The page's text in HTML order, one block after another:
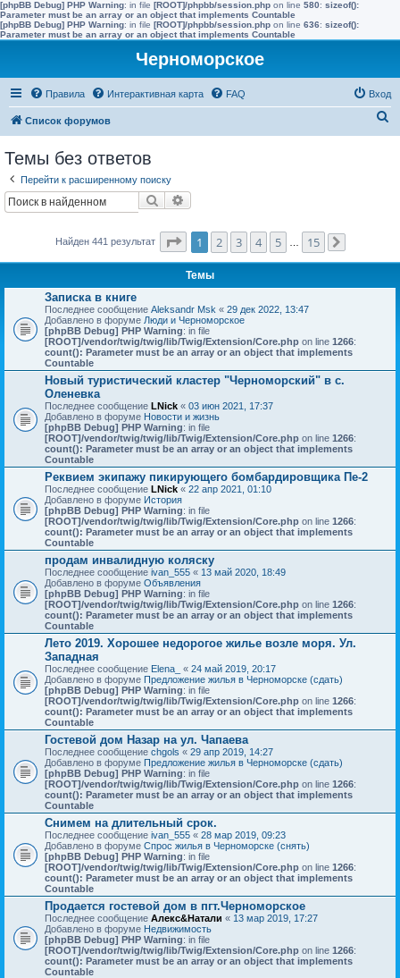
[phpBB Debug] PHP Warning: in file [ROOT]/phpbb/session.php on line 580: sizeof():
Parameter must be an array or an object that implements Countable
[phpBB Debug] PHP Warning: in file [ROOT]/phpbb/session.php on line 636: sizeof():
Parameter must be an array or an object that implements Countable
Черноморское
Правила Интерактивная карта FAQ Вход
Список форумов
Темы без ответов
Перейти к расширенному поиску
Поиск
Найден 441 результат Страница1 из
1 2 3 4 5 15
Темы
Записка в книге
Последнее сообщение Aleksandr Msk « 29 дек 2022, 13:47
Добавлено в форуме Люди и Черноморское
[phpBB Debug] PHP Warning: in file
[ROOT]/vendor/twig/twig/lib/Twig/Extension/Core.php on line 1266:
count(): Parameter must be an array or an object that implements
Countable
Новый туристический кластер "Черноморский" в с.
Оленевка
Последнее сообщение LNick « 03 июн 2021, 17:37
Добавлено в форуме Новости и жизнь
[phpBB Debug] PHP Warning: in file
[ROOT]/vendor/twig/twig/lib/Twig/Extension/Core.php on line 1266:
count(): Parameter must be an array or an object that implements
Countable
Реквием экипажу пикирующего бомбардировщика Пе-2
Последнее сообщение LNick « 22 апр 2021, 01:10
Добавлено в форуме История
[phpBB Debug] PHP Warning: in file
[ROOT]/vendor/twig/twig/lib/Twig/Extension/Core.php on line 1266:
count(): Parameter must be an array or an object that implements
Countable
продам инвалидную коляску
Последнее сообщение ivan_555 « 13 май 2020, 18:49
Добавлено в форуме Объявления
[phpBB Debug] PHP Warning: in file
[ROOT]/vendor/twig/twig/lib/Twig/Extension/Core.php on line 1266:
count(): Parameter must be an array or an object that implements
Countable
Лето 2019. Хорошее недорогое жилье возле моря. Ул.
Западная
Последнее сообщение Elena_ « 24 май 2019, 20:17
Добавлено в форуме Предложение жилья в Черноморске (сдать)
[phpBB Debug] PHP Warning: in file
[ROOT]/vendor/twig/twig/lib/Twig/Extension/Core.php on line 1266:
count(): Parameter must be an array or an object that implements
Countable
Гостевой дом Назар на ул. Чапаева
Последнее сообщение chgols « 29 апр 2019, 14:27
Добавлено в форуме Предложение жилья в Черноморске (сдать)
[phpBB Debug] PHP Warning: in file
[ROOT]/vendor/twig/twig/lib/Twig/Extension/Core.php on line 1266:
count(): Parameter must be an array or an object that implements
Countable
Снимем на длительный срок.
Последнее сообщение ivan_555 « 28 мар 2019, 09:23
Добавлено в форуме Спрос жилья в Черноморске (снять)
[phpBB Debug] PHP Warning: in file
[ROOT]/vendor/twig/twig/lib/Twig/Extension/Core.php on line 1266:
count(): Parameter must be an array or an object that implements
Countable
Продается гостевой дом в пгт.Черноморское
Последнее сообщение Алекс&Натали « 13 мар 2019, 17:27
Добавлено в форуме Недвижимость
[phpBB Debug] PHP Warning: in file
[ROOT]/vendor/twig/twig/lib/Twig/Extension/Core.php on line 1266:
count(): Parameter must be an array or an object that implements
Countable